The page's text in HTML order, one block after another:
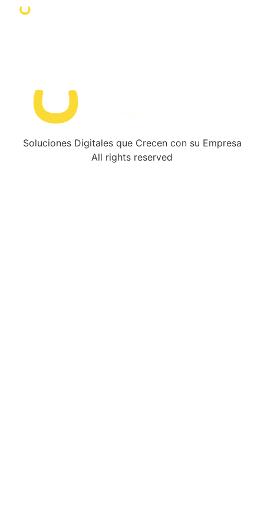
Soluciones Digitales que Crecen con su Empresa
All rights reserved